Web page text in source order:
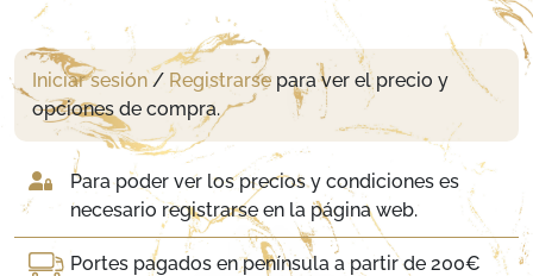
Iniciar sesión/ Registrarse para ver el precio y
opciones de compra.
Para poder ver los precios y condiciones es
necesario registrarse en la página web.
Portes pagados en península a partir de 200€